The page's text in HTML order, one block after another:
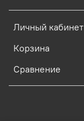
Личный кабинет
Корзина
Сравнение